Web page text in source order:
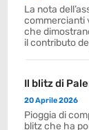
La nota
commercianti
che
il contributo
Il blitz di
20 Aprile 2026
Pioggia di
blitz che ha